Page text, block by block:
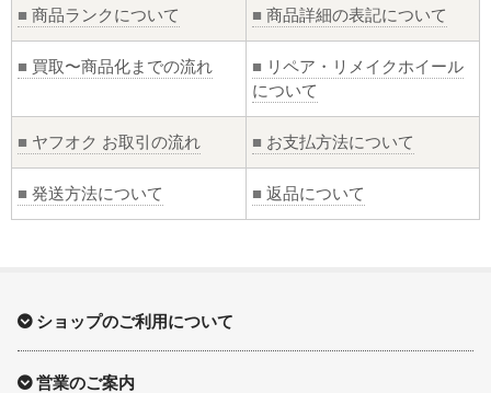
■ 商品ランクについて ■ 商品詳細の表記について
■ 買取〜商品化までの流れ ■ リペア・リメイクホイール
について
■ ヤフオク お取引の流れ ■ お支払方法について
■ 発送方法について ■ 返品について
ショップのご利用について
営業のご案内